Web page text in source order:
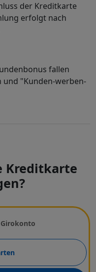
der Kreditkarte
erfolgt nach
fallen
und "Kunden-werben-
Kreditkarte